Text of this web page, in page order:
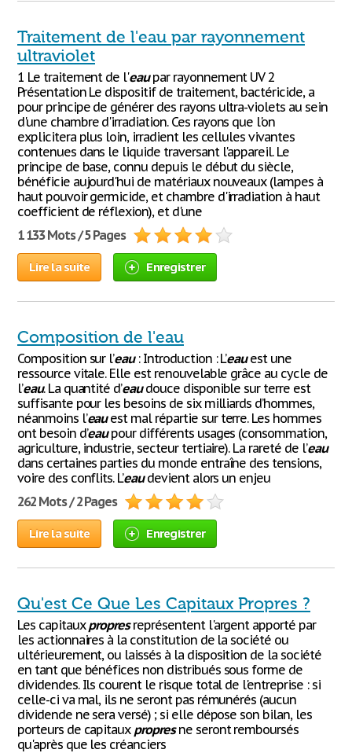
Traitement de l'eau par rayonnement
ultraviolet
1 Le traitement de l'eaupar rayonnement UV 2
Présentation Le dispositif de traitement, bactéricide, a
pour principe de générer des rayons ultra-violets au sein
d'une chambre d'irradiation. Ces rayons que l'on
explicitera plus loin, irradient les cellules vivantes
contenues dans le liquide traversant l'appareil. Le
principe de base, connu depuis le début du siècle,
bénéficie aujourd'hui de matériaux nouveaux (lampes à
haut pouvoir germicide, et chambre d'irradiation à haut
coefficient de réflexion), et d'une
1 133 Mots / 5 Pages
Lire la suite Enregistrer
Composition de l'eau
Composition sur l’eau: Introduction : L’eauest une
ressource vitale. Elle est renouvelable grâce au cycle de
l’eau. La quantité d’eaudouce disponible sur terre est
suffisante pour les besoins de six milliards d’hommes,
néanmoins l’eauest mal répartie sur terre. Les hommes
ont besoin d’eaupour différents usages (consommation,
agriculture, industrie, secteur tertiaire). La rareté de l’eau
dans certaines parties du monde entraîne des tensions,
voire des conflits. L’eaudevient alors un enjeu
262 Mots / 2 Pages
Lire la suite Enregistrer
Qu'est Ce Que Les Capitaux Propres ?
Les capitauxpropresreprésentent l'argent apporté par
les actionnaires à la constitution de la société ou
ultérieurement, ou laissés à la disposition de la société
en tant que bénéfices non distribués sous forme de
dividendes. Ils courent le risque total de l'entreprise : si
celle-ci va mal, ils ne seront pas rémunérés (aucun
dividende ne sera versé) ; si elle dépose son bilan, les
porteurs de capitaux propresne seront remboursés
qu'après que les créanciers